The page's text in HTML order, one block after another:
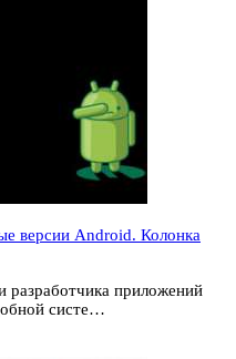
версии Android. Колонка
разработчика приложений
систе…